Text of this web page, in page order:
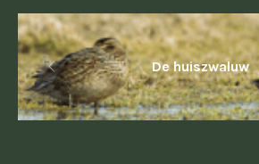
De huiszwaluw